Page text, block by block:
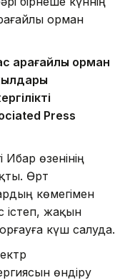
орман
қарағайлы орман
Press
Ибар өзенінің
Өрт
көмегімен
істеп, жақын
күш салуда.
өндіру